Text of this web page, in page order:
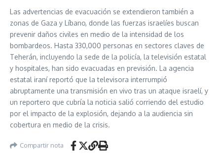
Las advertencias de evacuación se extendieron también a
zonas de Gaza y Líbano, donde las fuerzas israelíes buscan
prevenir daños civiles en medio de la intensidad de los
bombardeos. Hasta 330,000 personas en sectores claves de
Teherán, incluyendo la sede de la policía, la televisión estatal
y hospitales, han sido evacuadas en previsión. La agencia
estatal iraní reportó que la televisora interrumpió
abruptamente una transmisión en vivo tras un ataque israelí, y
un reportero que cubría la noticia salió corriendo del estudio
por el impacto de la explosión, dejando a la audiencia sin
cobertura en medio de la crisis.
Compartir nota